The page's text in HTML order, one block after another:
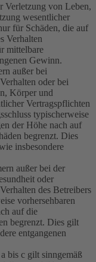
Verletzung von Leben,
wesentlicher
für Schäden, die auf
Verhalten
mittelbare
Gewinn.
außer bei
oder bei
Körper und
Vertragspflichten
typischerweise
der Höhe nach auf
begrenzt. Dies
insbesondere
außer bei der
oder
des Betreibers
vorhersehbaren
auf die
begrenzt. Dies gilt
entgangenen
bis c gilt sinngemäß